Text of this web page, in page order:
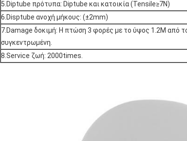
5.Diptube πρότυπα: Diptube και κατοικία (Tensile≥7N)
6.Disptube ανοχή μήκους: (±2mm)
7.Damage δοκιμή: Η πτώση 3 φορές με το ύψος 1.2M από
συγκεντρωμένη.
8.Service ζωή: 2000times.